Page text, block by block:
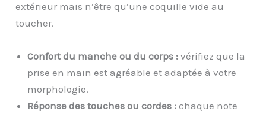
extérieur mais n’être qu’une coquille vide au
toucher.
Confort du manche ou du corps : vérifiez que la
prise en main est agréable et adaptée à votre
morphologie.
Réponse des touches ou cordes : chaque note